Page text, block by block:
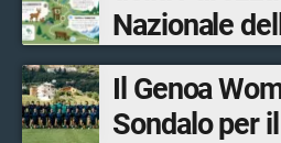
Nazionale
Bormio
Il Genoa
Sondalo per